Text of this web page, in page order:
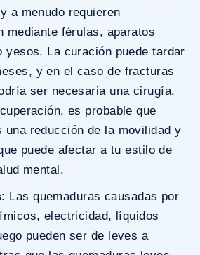
a menudo requieren
mediante férulas, aparatos
yesos. La curación puede tardar
y en el caso de fracturas
ser necesaria una cirugía.
es probable que
una reducción de la movilidad y
puede afectar a tu estilo de
mental.
: Las quemaduras causadas por
electricidad, líquidos
pueden ser de leves a